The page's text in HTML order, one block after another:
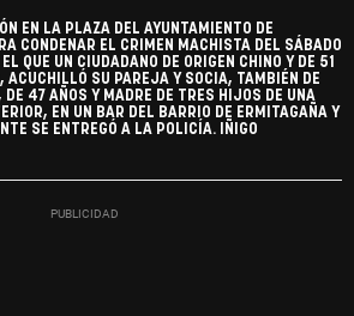
EN LA PLAZA DEL AYUNTAMIENTO DE
CONDENAR EL CRIMEN MACHISTA DEL SÁBADO
QUE UN CIUDADANO DE ORIGEN CHINO Y DE 51
ACUCHILLÓ SU PAREJA Y SOCIA, TAMBIÉN DE
DE 47 AÑOS Y MADRE DE TRES HIJOS DE UNA
EN UN BAR DEL BARRIO DE ERMITAGAÑA Y
SE ENTREGÓ A LA POLICÍA. IÑIGO